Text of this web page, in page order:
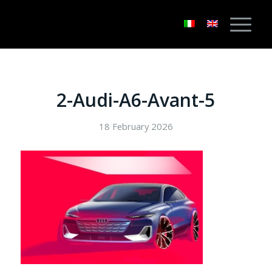
2-Audi-A6-Avant-5
18 February 2026